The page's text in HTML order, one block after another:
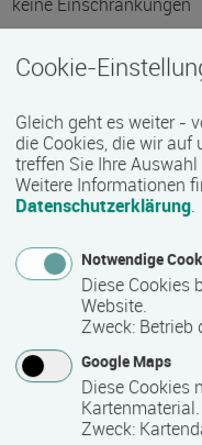
Barrierefreiheit erfragen
Technische
keine Einschränkungen
Zeitmuster
Lehr- und Lernform
Präsenzveranstaltung
Cookie-
Gleich geht es weiter -
die Cookies, die wir auf
treffen Sie Ihre
Weitere Informationen
Datenschutzerklärung.
Notwendige
Diese Cookies
Website.
Zweck: Betrieb
Google Maps
Diese Cookies
Kartenmaterial.
Zweck: